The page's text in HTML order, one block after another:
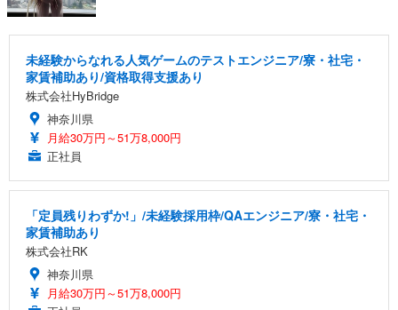
未経験からなれる人気ゲームのテストエンジニア/寮・社宅・
家賃補助あり/資格取得支援あり
株式会社HyBridge
神奈川県
月給30万円～51万8,000円
正社員
「定員残りわずか!」/未経験採用枠/QAエンジニア/寮・社宅・
家賃補助あり
株式会社RK
神奈川県
月給30万円～51万8,000円